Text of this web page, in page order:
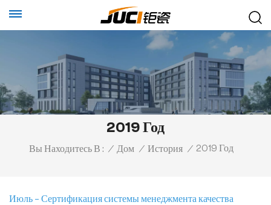
2019 Год
Вы Находитесь В : / Дом / История / 2019 Год
Июль – Сертификация системы менеджмента качества